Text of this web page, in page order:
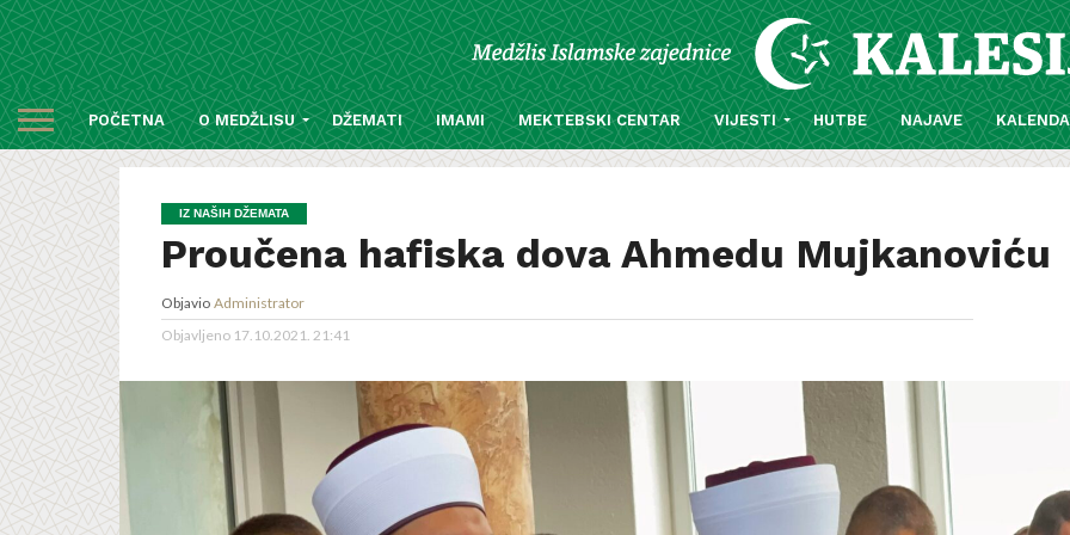
POČETNA O MEDŽLISU DŽEMATI IMAMI MEKTEBSKI CENTAR VIJESTI HUTBE NAJAVE
IZ NAŠIH DŽEMATA
Proučena hafiska dova Ahmedu Mujkanoviću
Objavio Administrator
Objavljeno 17.10.2021. 21:41